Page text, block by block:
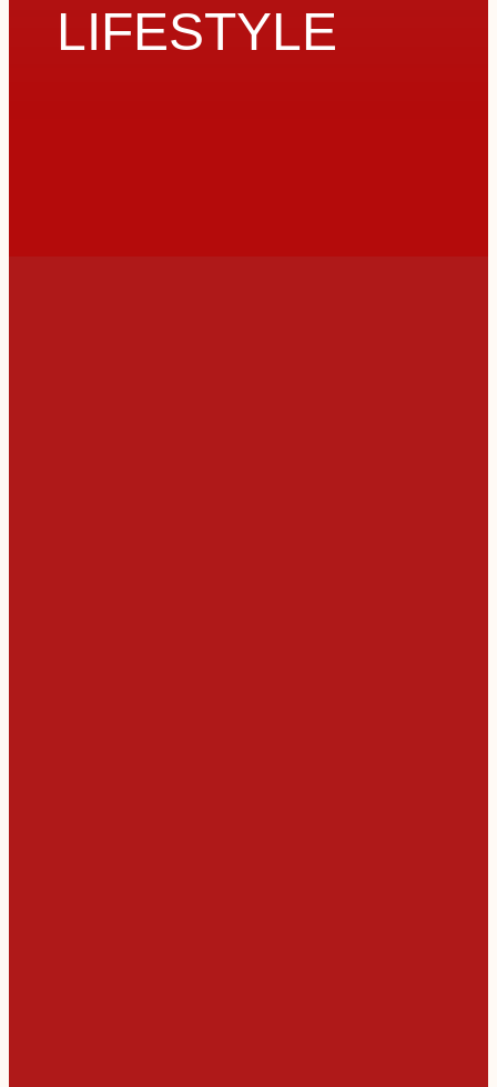
LIFESTYLE